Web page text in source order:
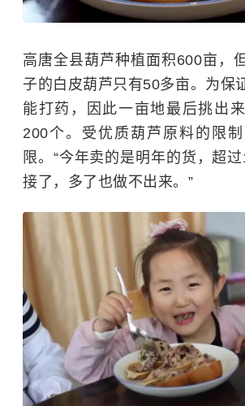
高唐全县葫芦种植面积600亩，
子的白皮葫芦只有50多亩。为保
能打药，因此一亩地最后挑出
200个。受优质葫芦原料的限
限。“今年卖的是明年的货，超
接了，多了也做不出来。”